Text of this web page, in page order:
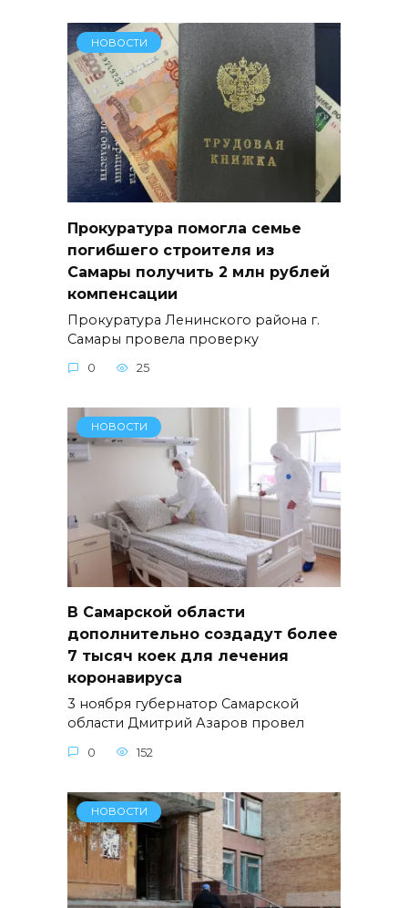
НОВОСТИ
Прокуратура помогла семье
погибшего строителя из
Самары получить 2 млн рублей
компенсации
Прокуратура Ленинского района г.
Самары провела проверку
0 25
НОВОСТИ
В Самарской области
дополнительно создадут более
7 тысяч коек для лечения
коронавируса
3 ноября губернатор Самарской
области Дмитрий Азаров провел
0 152
НОВОСТИ